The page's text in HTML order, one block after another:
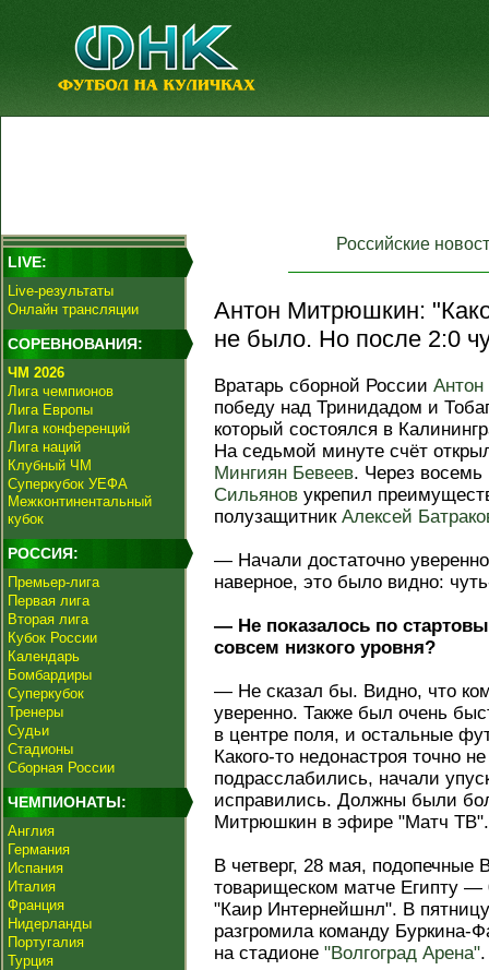
LIVE:
Live-результаты
Онлайн трансляции
СОРЕВНОВАНИЯ:
ЧМ 2026
Лига чемпионов
Лига Европы
Лига конференций
Лига наций
Клубный ЧМ
Суперкубок УЕФА
Межконтинентальный
кубок
РОССИЯ:
Премьер-лига
Первая лига
Вторая лига
Кубок России
Календарь
Бомбардиры
Суперкубок
Тренеры
Судьи
Стадионы
Сборная России
ЧЕМПИОНАТЫ:
Англия
Германия
Испания
Италия
Франция
Нидерланды
Португалия
Турция
Российские
Антон Митрюшкин:
не было. Но после 2:0
Вратарь сборной России
победу над Тринидадом и
который состоялся в
На седьмой минуте счёт
Мингиян Бевеев. Через
Сильянов укрепил
полузащитник Алексей
— Начали достаточно
наверное, это было видно:
— Не показалось по
совсем низкого уровня?
— Не сказал бы. Видно, что
уверенно. Также был очень
в центре поля, и остальные
Какого‑то недонастроя точно
подрасслабились, начали
исправились. Должны были
Митрюшкин в эфире "Матч ТВ".
В четверг, 28 мая, подопечные
товарищеском матче Египту —
"Каир Интернейшнл". В
разгромила команду Буркина-
на стадионе "Волгоград Арена".